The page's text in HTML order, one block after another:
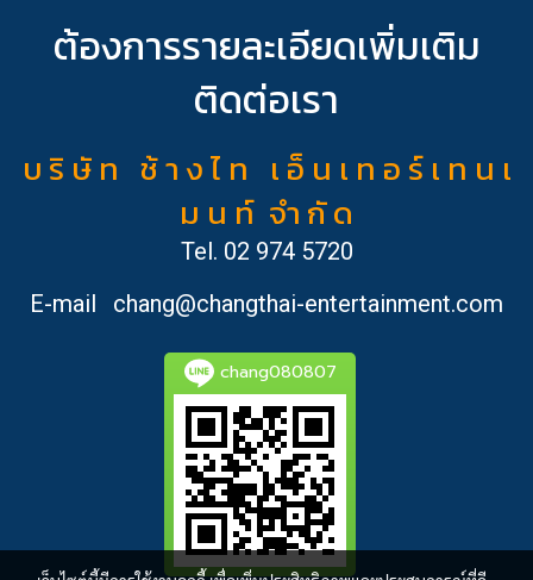
ต้องการรายละเอียดเพิ่มเติม
ติดต่อเรา
บ ริ ษั ท ช้ า ง ไ ท เ อ็ น เ ท อ ร์ เ ท น เ
ม น ท์ จำ กั ด
Tel. 02 974 5720
E-mail
chang@changthai-entertainment.com
chang080807